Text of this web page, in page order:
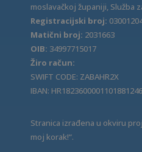
moslavačkoj županiji, Služba
Registracijski broj:
Matični broj: 2031663
OIB: 34997715017
Žiro račun:
SWIFT CODE: ZABAHR2X
IBAN: HR1823600001101881246
Stranica izrađena u okviru
moj korak!“.